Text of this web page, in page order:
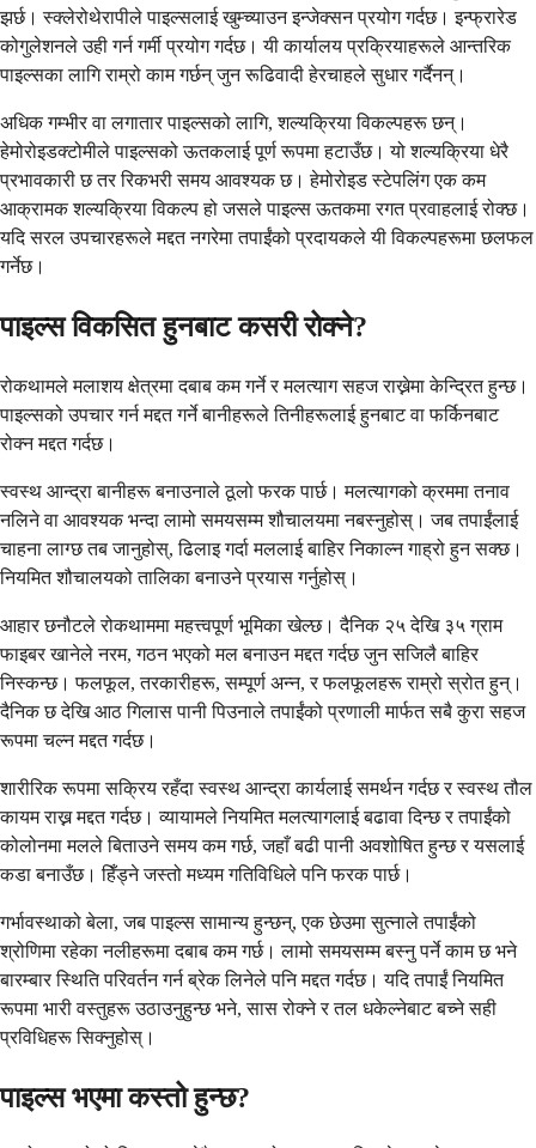
झर्छ। स्क्लेरोथेरापीले पाइल्सलाई खुम्च्याउन इन्जेक्सन प्रयोग गर्दछ। इन्फ्रारेड
कोगुलेशनले उही गर्न गर्मी प्रयोग गर्दछ। यी कार्यालय प्रक्रियाहरूले आन्तरिक
पाइल्सका लागि राम्रो काम गर्छन् जुन रूढिवादी हेरचाहले सुधार गर्दैनन्।
अधिक गम्भीर वा लगातार पाइल्सको लागि, शल्यक्रिया विकल्पहरू छन्।
हेमोरोइडक्टोमीले पाइल्सको ऊतकलाई पूर्ण रूपमा हटाउँछ। यो शल्यक्रिया धेरै
प्रभावकारी छ तर रिकभरी समय आवश्यक छ। हेमोरोइड स्टेपलिंग एक कम
आक्रामक शल्यक्रिया विकल्प हो जसले पाइल्स ऊतकमा रगत प्रवाहलाई रोक्छ।
यदि सरल उपचारहरूले मद्दत नगरेमा तपाईंको प्रदायकले यी विकल्पहरूमा छलफल
गर्नेछ।
पाइल्स विकसित हुनबाट कसरी रोक्ने?
रोकथामले मलाशय क्षेत्रमा दबाब कम गर्ने र मलत्याग सहज राख्नेमा केन्द्रित हुन्छ।
पाइल्सको उपचार गर्न मद्दत गर्ने बानीहरूले तिनीहरूलाई हुनबाट वा फर्किनबाट
रोक्न मद्दत गर्दछ।
स्वस्थ आन्द्रा बानीहरू बनाउनाले ठूलो फरक पार्छ। मलत्यागको क्रममा तनाव
नलिने वा आवश्यक भन्दा लामो समयसम्म शौचालयमा नबस्नुहोस्। जब तपाईंलाई
चाहना लाग्छ तब जानुहोस्, ढिलाइ गर्दा मललाई बाहिर निकाल्न गाह्रो हुन सक्छ।
नियमित शौचालयको तालिका बनाउने प्रयास गर्नुहोस्।
आहार छनौटले रोकथाममा महत्त्वपूर्ण भूमिका खेल्छ। दैनिक २५ देखि ३५ ग्राम
फाइबर खानेले नरम, गठन भएको मल बनाउन मद्दत गर्दछ जुन सजिलै बाहिर
निस्कन्छ। फलफूल, तरकारीहरू, सम्पूर्ण अन्न, र फलफूलहरू राम्रो स्रोत हुन्।
दैनिक छ देखि आठ गिलास पानी पिउनाले तपाईंको प्रणाली मार्फत सबै कुरा सहज
रूपमा चल्न मद्दत गर्दछ।
शारीरिक रूपमा सक्रिय रहँदा स्वस्थ आन्द्रा कार्यलाई समर्थन गर्दछ र स्वस्थ तौल
कायम राख्न मद्दत गर्दछ। व्यायामले नियमित मलत्यागलाई बढावा दिन्छ र तपाईंको
कोलोनमा मलले बिताउने समय कम गर्छ, जहाँ बढी पानी अवशोषित हुन्छ र यसलाई
कडा बनाउँछ। हिँड्ने जस्तो मध्यम गतिविधिले पनि फरक पार्छ।
गर्भावस्थाको बेला, जब पाइल्स सामान्य हुन्छन्, एक छेउमा सुत्नाले तपाईंको
श्रोणिमा रहेका नलीहरूमा दबाब कम गर्छ। लामो समयसम्म बस्नु पर्ने काम छ भने
बारम्बार स्थिति परिवर्तन गर्न ब्रेक लिनेले पनि मद्दत गर्दछ। यदि तपाईं नियमित
रूपमा भारी वस्तुहरू उठाउनुहुन्छ भने, सास रोक्ने र तल धकेल्नेबाट बच्ने सही
प्रविधिहरू सिक्नुहोस्।
पाइल्स भएमा कस्तो हुन्छ?